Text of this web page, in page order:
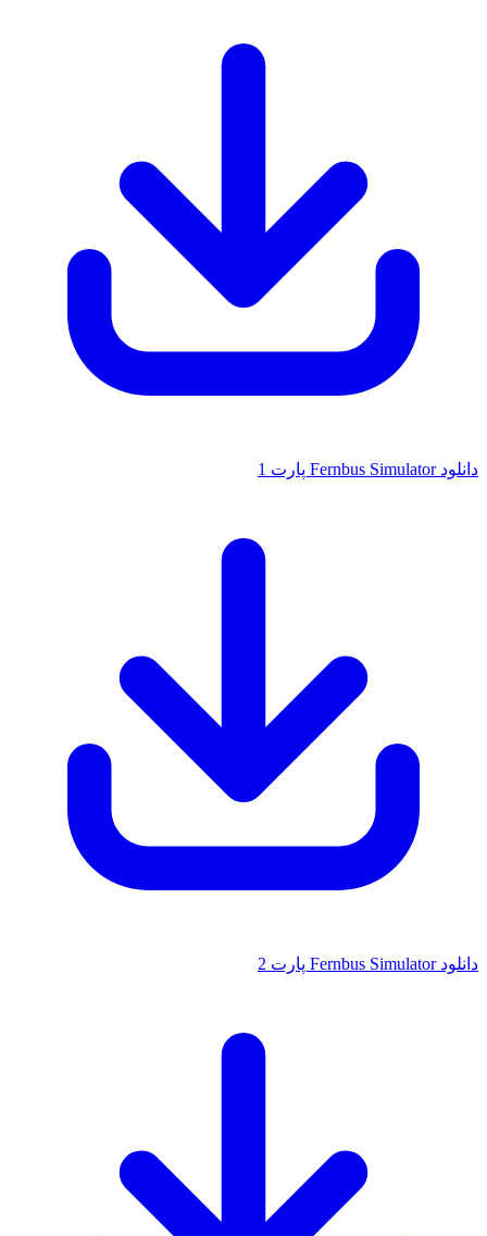
دانلود Fernbus Simulator پارت 1
دانلود Fernbus Simulator پارت 2